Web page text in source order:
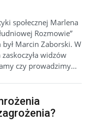
społecznej Marlena
Rozmowie”
Marcin Zaborski. W
widzów
czy prowadzimy...